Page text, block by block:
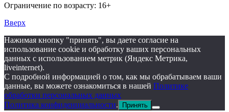
Ограничение по возрасту: 16+
Вверх
Нажимая кнопку "принять", вы даете согласие на
использование cookie и обработку ваших персональных
данных с использованием метрик (Яндекс Метрика,
liveinternet).
С подробной информацией о том, как мы обрабатываем ваши
данные, вы можете ознакомиться в нашей Политике
обработки персональных данных
Политика конфиденциальности. Принять